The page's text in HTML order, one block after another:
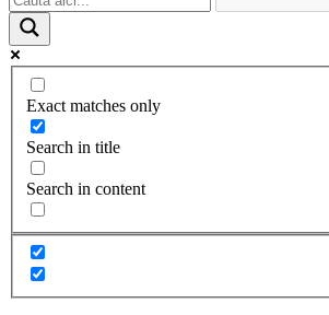
Exact matches only
Search in title
Search in content